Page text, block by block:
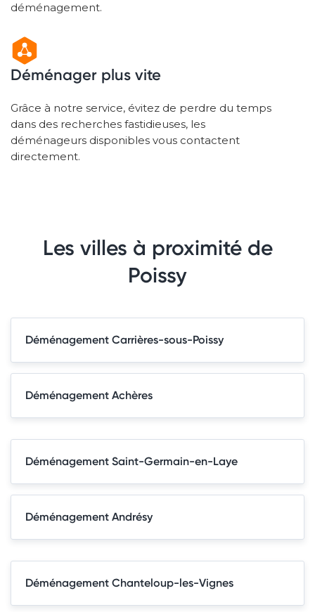
déménagement.
Déménager plus vite
Grâce à notre service, évitez de perdre du temps
dans des recherches fastidieuses, les
déménageurs disponibles vous contactent
directement.
Les villes à proximité de
Poissy
Déménagement Carrières-sous-Poissy
Déménagement Achères
Déménagement Saint-Germain-en-Laye
Déménagement Andrésy
Déménagement Chanteloup-les-Vignes